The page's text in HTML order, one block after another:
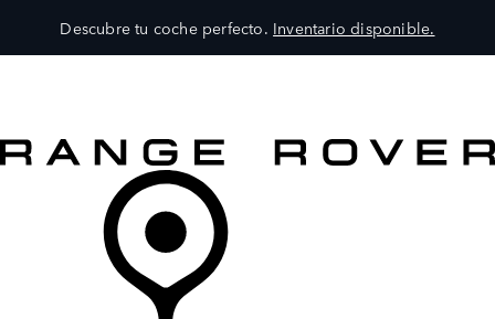
Descubre tu coche perfecto. Inventario disponible.